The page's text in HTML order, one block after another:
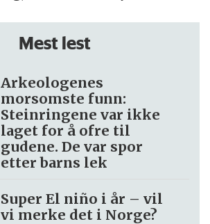
Mest lest
Arkeologenes
morsomste funn:
Steinringene var ikke
laget for å ofre til
gudene. De var spor
etter barns lek
Super El niño i år – vil
vi merke det i Norge?